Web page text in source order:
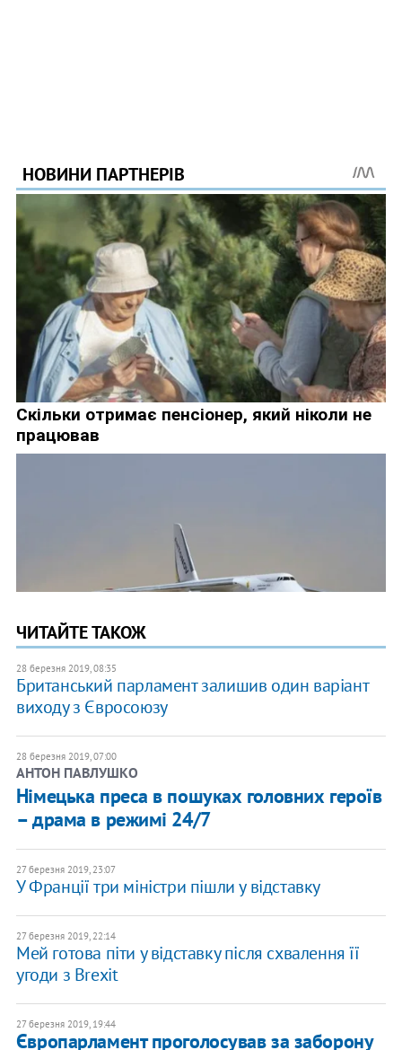
ЧИТАЙТЕ ТАКОЖ
28 березня 2019, 08:35
Британський парламент залишив один варіант
виходу з Євросоюзу
28 березня 2019, 07:00
АНТОН ПАВЛУШКО
Німецька преса в пошуках головних героїв
– драма в режимі 24/7
27 березня 2019, 23:07
У Франції три міністри пішли у відставку
27 березня 2019, 22:14
Мей готова піти у відставку після схвалення її
угоди з Brexit
27 березня 2019, 19:44
Європарламент проголосував за заборону